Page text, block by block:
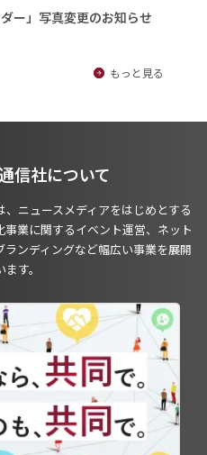
ー」写真変更のお知らせ
もっと見る
信社について
ニュースメディアをはじめとする
業に関するイベント運営、ネット
ンディングなど幅広い事業を展開
す。